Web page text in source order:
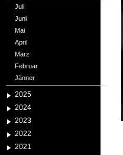
Juli
Juni
Mai
April
März
Februar
Jänner
2025
2024
2023
2022
2021